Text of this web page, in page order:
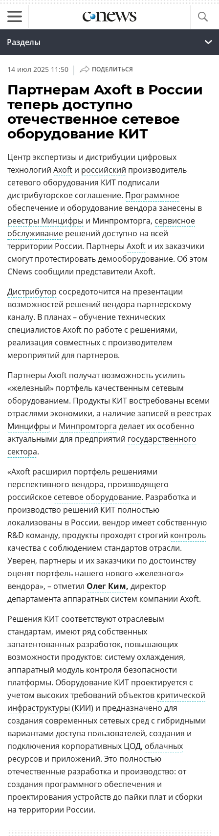
Разделы
14 июл 2025 11:50 | ПОДЕЛИТЬСЯ
Партнерам Axoft в России
теперь доступно
отечественное сетевое
оборудование КИТ
Центр экспертизы и дистрибуции цифровых
технологий Axoft и российский производитель
сетевого оборудования КИТ подписали
дистрибуторское соглашение. Программное
обеспечение и оборудование вендора занесены в
реестры Минцифры и Минпромторга, сервисное
обслуживание решений доступно на всей
территории России. Партнеры Axoft и их заказчики
смогут протестировать демооборудование. Об этом
CNews сообщили представители Axoft.
Дистрибутор сосредоточится на презентации
возможностей решений вендора партнерскому
каналу. В планах – обучение технических
специалистов Axoft по работе с решениями,
реализация совместных с производителем
мероприятий для партнеров.
Партнеры Axoft получат возможность усилить
«железный» портфель качественным сетевым
оборудованием. Продукты КИТ востребованы всеми
отраслями экономики, а наличие записей в реестрах
Минцифры и Минпромторга делает их особенно
актуальными для предприятий государственного
сектора.
«Axoft расширил портфель решениями
перспективного вендора, производящего
российское сетевое оборудование. Разработка и
производство решений КИТ полностью
локализованы в России, вендор имеет собственную
R&D команду, продукты проходят строгий контроль
качества с соблюдением стандартов отрасли.
Уверен, партнеры и их заказчики по достоинству
оценят портфель нашего нового «железного»
вендора», – отметил Олег Ким, директор
департамента аппаратных систем компании Axoft.
Решения КИТ соответствуют отраслевым
стандартам, имеют ряд собственных
запатентованных разработок, повышающих
возможности продуктов: систему охлаждения,
аппаратный модуль контроля безопасности
платформы. Оборудование КИТ проектируется с
учетом высоких требований объектов критической
инфраструктуры (КИИ) и предназначено для
создания современных сетевых сред с гибридными
вариантами доступа пользователей, создания и
подключения корпоративных ЦОД, облачных
ресурсов и приложений. Это полностью
отечественные разработка и производство: от
создания программного обеспечения и
проектирования устройств до пайки плат и сборки
на территории России.